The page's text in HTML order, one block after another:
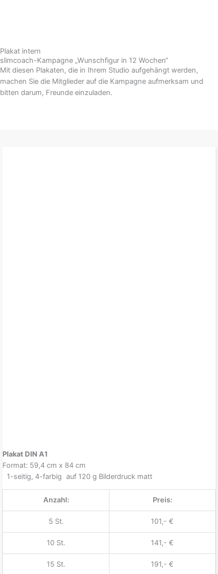
Plakat intern
slimcoach-Kampagne „Wunschfigur in 12 Wochen“
Mit diesen Plakaten, die in Ihrem Studio aufgehängt werden,
machen Sie die Mitglieder auf die Kampagne aufmerksam und
bitten darum, Freunde einzuladen.
Plakat DIN A1
Format: 59,4 cm x 84 cm
1-seitig, 4-farbig auf 120 g Bilderdruck matt
Anzahl: Preis:
5 St. 101,- €
10 St. 141,- €
15 St. 191,- €